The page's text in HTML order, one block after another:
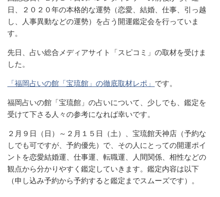
日、２０２０年の本格的な運勢（恋愛、結婚、仕事、引っ越
し、人事異動などの運勢）を占う開運鑑定会を行っていま
す。
先日、占い総合メディアサイト「スピコミ」の取材を受けま
した。
「福岡占いの館「宝琉館」の徹底取材レポ」 です。
福岡占いの館「宝琉館」の占いについて、少しでも、鑑定を
受けて下さる人々の参考になれば幸いです。
２月９日（日）～２月１５日（土）、宝琉館天神店（予約な
しでも可ですが、予約優先）で、その人にとっての開運ポイ
ントを恋愛結婚運、仕事運、転職運、人間関係、相性などの
観点から分かりやすく鑑定していきます。鑑定内容は以下
（申し込み予約から予約すると鑑定までスムーズです）。